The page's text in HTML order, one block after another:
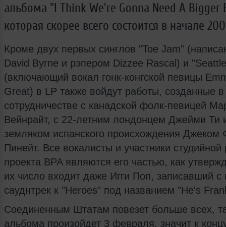
альбома "I Think We're Gonna Need A Bigger
которая скорее всего состоится в начале
Кроме двух первых синглов "Toe Jam"
David Byrne и рэпером Dizzee Rascal) и
(включающий вокал гонк-конгской певицы
Great) в LP также войдут работы, созданные
сотрудничестве с канадской фолк-певицей
Вейнрайт, с 22-летним лондонцем Джейми Ти
земляком испанского происхождения Джеком
Пинейт. Все вокалисты и участники студийной
проекта BPA являются его частью, как
их число входит даже Игги Поп, записавший с
сауднтрек к "Heroes" под названием "He's
Соединенным Штатам повезет больше всех,
альбома произойдет 3 февраля, значит к